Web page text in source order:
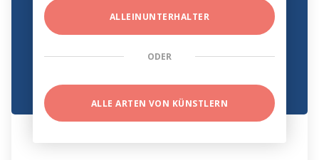
ALLEINUNTERHALTER
ODER
ALLE ARTEN VON KÜNSTLERN